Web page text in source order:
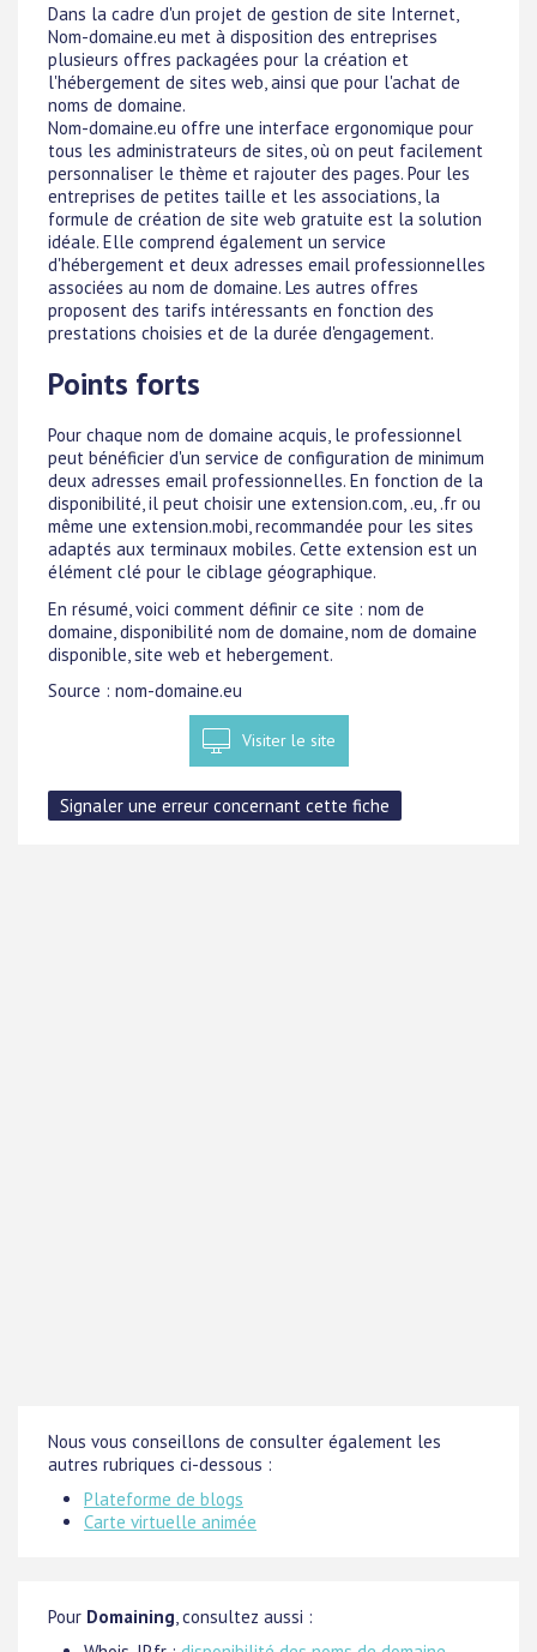
Dans la cadre d'un projet de gestion de site Internet,
Nom-domaine.eu met à disposition des entreprises
plusieurs offres packagées pour la création et
l'hébergement de sites web, ainsi que pour l'achat de
noms de domaine.
Nom-domaine.eu offre une interface ergonomique pour
tous les administrateurs de sites, où on peut facilement
personnaliser le thème et rajouter des pages. Pour les
entreprises de petites taille et les associations, la
formule de création de site web gratuite est la solution
idéale. Elle comprend également un service
d'hébergement et deux adresses email professionnelles
associées au nom de domaine. Les autres offres
proposent des tarifs intéressants en fonction des
prestations choisies et de la durée d'engagement.
Points forts
Pour chaque nom de domaine acquis, le professionnel
peut bénéficier d'un service de configuration de minimum
deux adresses email professionnelles. En fonction de la
disponibilité, il peut choisir une extension.com, .eu, .fr ou
même une extension.mobi, recommandée pour les sites
adaptés aux terminaux mobiles. Cette extension est un
élément clé pour le ciblage géographique.
En résumé, voici comment définir ce site : nom de
domaine, disponibilité nom de domaine, nom de domaine
disponible, site web et hebergement.
Source : nom-domaine.eu
Visiter le site
Nous vous conseillons de consulter également les
autres rubriques ci-dessous :
Plateforme de blogs
Carte virtuelle animée
Pour Domaining, consultez aussi :